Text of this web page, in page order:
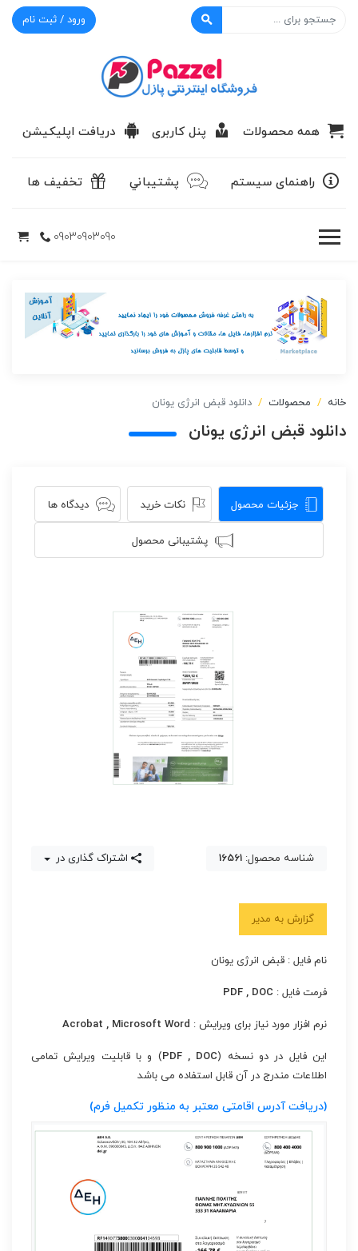
ورود / ثبت نام
همه محصولات پنل کاربری دریافت اپلیکیشن
راهنمای سیستم پشتيباني تخفیف ها
09030903090
خانه محصولات دانلود قبض انرژی یونان
دانلود قبض انرژی یونان
جزئیات محصول نکات خرید دیدگاه ها
پشتیبانی محصول
شناسه محصول: 16561 اشتراک گذاری در
گزارش به مدیر
نام فایل : قبض انرژی یونان
فرمت فایل : PDF , DOC
نرم افزار مورد نیاز برای ویرایش : Acrobat , Microsoft Word
این فایل در دو نسخه (PDF , DOC) و با قابلیت ویرایش تمامی
اطلاعات مندرج در آن قابل استفاده می باشد
(دریافت آدرس اقامتی معتبر به منظور تکمیل فرم)